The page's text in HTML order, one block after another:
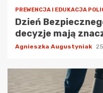
PREWENCJA I EDUKACJA
Dzień
decyzje mają
Agnieszka Augustyniak